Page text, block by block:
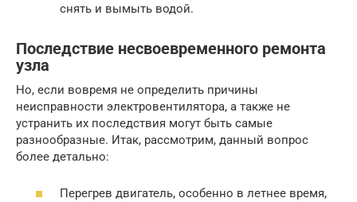
снять и вымыть водой.
Последствие несвоевременного ремонта
узла
Но, если вовремя не определить причины
неисправности электровентилятора, а также не
устранить их последствия могут быть самые
разнообразные. Итак, рассмотрим, данный вопрос
более детально:
Перегрев двигатель, особенно в летнее время,